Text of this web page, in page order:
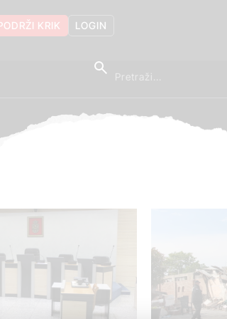
LOGIN
KRIK